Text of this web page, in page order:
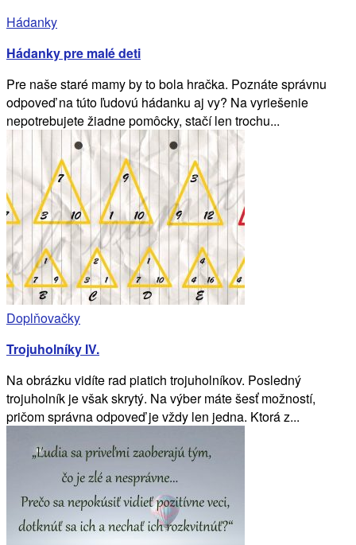
Hádanky
Hádanky pre malé deti
Pre naše staré mamy by to bola hračka. Poznáte správnu
odpoveď na túto ľudovú hádanku aj vy? Na vyriešenie
nepotrebujete žiadne pomôcky, stačí len trochu...
Doplňovačky
Trojuholníky IV.
Na obrázku vidíte rad piatich trojuholníkov. Posledný
trojuholník je však skrytý. Na výber máte šesť možností,
pričom správna odpoveď je vždy len jedna. Ktorá z...